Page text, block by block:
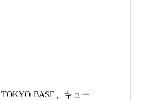
BASE、キュー